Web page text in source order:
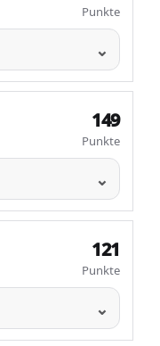
Punkte
149
Punkte
121
Punkte